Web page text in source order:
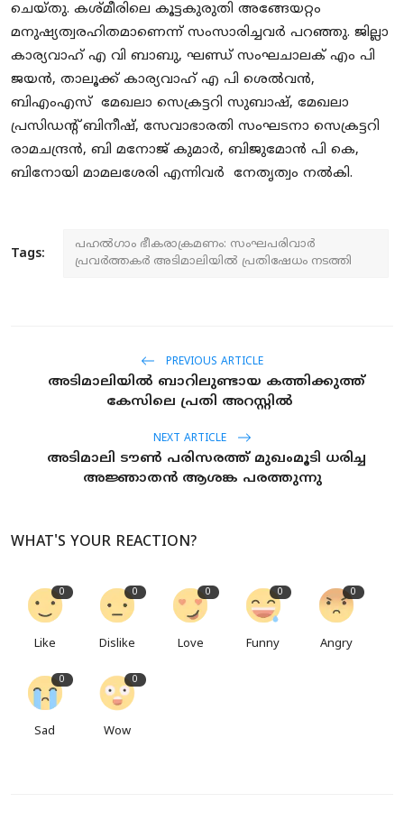
ചെയ്തു. കശ്മീരിലെ കൂട്ടകുരുതി അങ്ങേയറ്റം
മനുഷ്യത്വരഹിതമാണെന്ന് സംസാരിച്ചവര്‍ പറഞ്ഞു. ജില്ലാ
കാര്യവാഹ് എ വി ബാബു, ഘണ്ഡ് സംഘചാലക് എം പി
ജയന്‍, താലൂക്ക് കാര്യവാഹ് എ പി ശെല്‍വന്‍,
ബിഎംഎസ് മേഖലാ സെക്രട്ടറി സുബാഷ്, മേഖലാ
പ്രസിഡന്റ് ബിനീഷ്, സേവാഭാരതി സംഘടനാ സെക്രട്ടറി
രാമചന്ദ്രന്‍, ബി മനോജ് കുമാര്‍, ബിജുമോന്‍ പി കെ,
ബിനോയി മാമലശേരി എന്നിവര്‍ നേതൃത്വം നല്‍കി.
Tags:
പഹല്‍ഗാം ഭീകരാക്രമണം: സംഘപരിവാര്‍
പ്രവര്‍ത്തകര്‍ അടിമാലിയില്‍ പ്രതിഷേധം നടത്തി
PREVIOUS ARTICLE
അടിമാലിയില്‍ ബാറിലുണ്ടായ കത്തിക്കുത്ത്
കേസിലെ പ്രതി അറസ്റ്റില്‍
NEXT ARTICLE
അടിമാലി ടൗണ്‍ പരിസരത്ത് മുഖംമൂടി ധരിച്ച
അജ്ഞാതന്‍ ആശങ്ക പരത്തുന്നു
WHAT'S YOUR REACTION?
0
Like
0
Dislike
0
Love
0
Funny
0
Angry
0
Sad
0
Wow